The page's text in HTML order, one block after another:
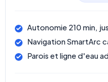
Autonomie 210 min,
Navigation SmartArc
Parois et ligne d'eau